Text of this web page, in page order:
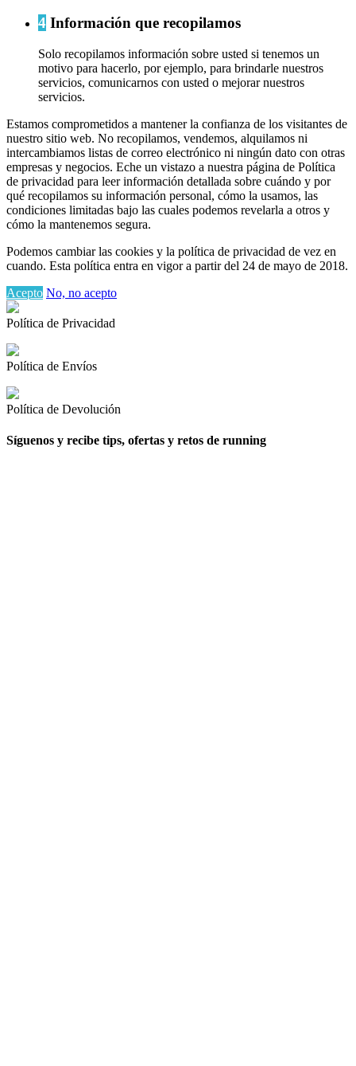
4 Información que recopilamos
Solo recopilamos información sobre usted si tenemos un
motivo para hacerlo, por ejemplo, para brindarle nuestros
servicios, comunicarnos con usted o mejorar nuestros
servicios.
Estamos comprometidos a mantener la confianza de los visitantes de
nuestro sitio web. No recopilamos, vendemos, alquilamos ni
intercambiamos listas de correo electrónico ni ningún dato con otras
empresas y negocios. Eche un vistazo a nuestra página de Política
de privacidad para leer información detallada sobre cuándo y por
qué recopilamos su información personal, cómo la usamos, las
condiciones limitadas bajo las cuales podemos revelarla a otros y
cómo la mantenemos segura.
Podemos cambiar las cookies y la política de privacidad de vez en
cuando. Esta política entra en vigor a partir del 24 de mayo de 2018.
Acepto No, no acepto
Política de Privacidad
Política de Envíos
Política de Devolución
Síguenos y recibe tips, ofertas y retos de running